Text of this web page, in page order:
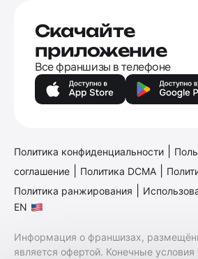
Скачайте
приложение
Все франшизы в телефоне
Политика конфиденциальности
соглашение
Политика DCMA
Политика ранжирования
EN
Информация о франшизах,
является офертой. Конечные условия